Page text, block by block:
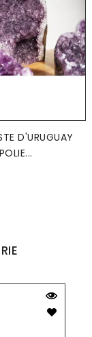
D'URUGUAY
POLIE...